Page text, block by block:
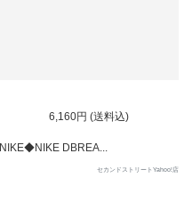
6,160円 (送料込)
NIKE◆NIKE DBREA...
セカンドストリートYahoo!店